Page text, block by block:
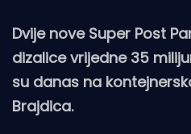
Dvije nove Super Post
dizalice vrijedne 35
su danas na
Brajdica.